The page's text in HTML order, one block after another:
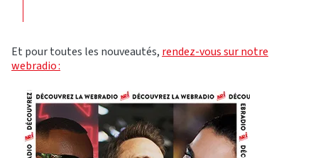
Et pour toutes les nouveautés, rendez-vous sur notre
webradio :